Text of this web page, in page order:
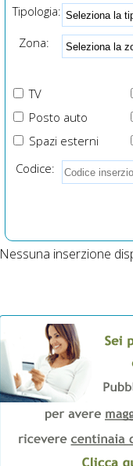
recintati
Tipologia:
Zona:
TV
Posto auto
Spazi esterni
Codice:
Nessuna inserzione